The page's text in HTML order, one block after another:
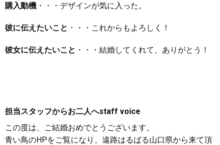
購入動機 ・・・デザインが気に入った。
彼に伝えたいこと ・・・これからもよろしく！
彼女に伝えたいこと ・・・結婚してくれて、ありがとう！
担当スタッフからお二人へstaff voice
この度は、ご結婚おめでとうございます。
青い鳥のHPをご覧になり、遠路はるばる山口県から来て頂